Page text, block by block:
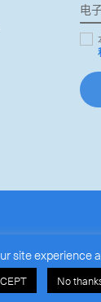
site experience
No